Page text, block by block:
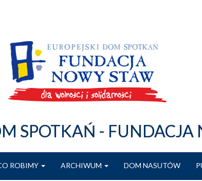
SPOTKAŃ - FUNDACJA
ROBIMY ARCHIWUM DOM NASUTÓW